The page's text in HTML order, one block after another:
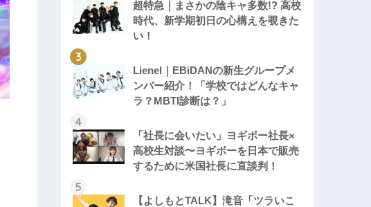
超特急｜まさかの陰キャ多数!? 高校
時代、新学期初日の心構えを覗きた
い！
Lienel｜EBiDANの新生グループメ
ンバー紹介！「学校ではどんなキャ
ラ？MBTI診断は？」
「社長に会いたい」ヨギボー社長×
高校生対談〜ヨギボーを日本で販売
するために米国社長に直談判！
【よしもとTALK】滝音「ツラいこ